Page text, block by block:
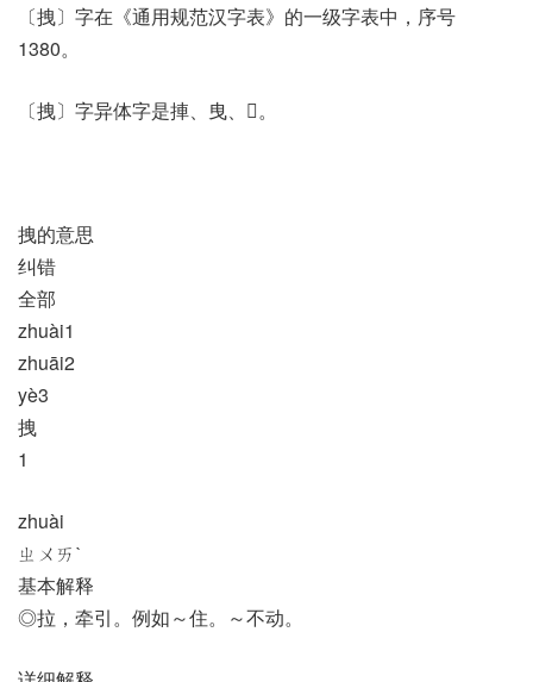
〔拽〕字在《通用规范汉字表》的一级字表中，序号
1380。
〔拽〕字异体字是捙、曳、𡲝。
拽的意思
纠错
全部
zhuài1
zhuāi2
yè3
拽
1
zhuài
ㄓㄨㄞˋ
基本解释
◎拉，牵引。例如～住。～不动。